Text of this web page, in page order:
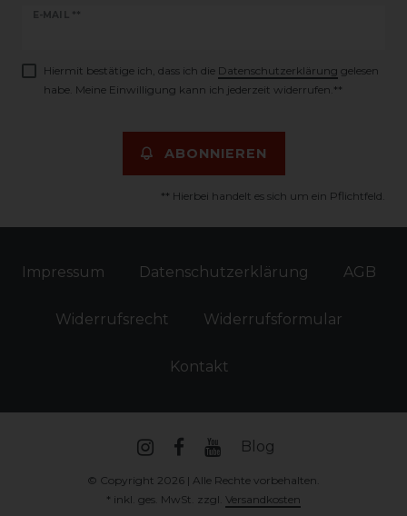
E-MAIL **
Newsletter
Hiermit bestätige ich, dass ich die Daten­schutz­erklärung gelesen
habe. Meine Einwilligung kann ich jederzeit widerrufen.**
ABONNIEREN
** Hierbei handelt es sich um ein Pflichtfeld.
Impressum Daten­schutz­erklärung AGB
Widerrufs­recht Widerrufs­formular
Kontakt
Blog
© Copyright 2026 | Alle Rechte vorbehalten.
* inkl. ges. MwSt. zzgl. Versandkosten